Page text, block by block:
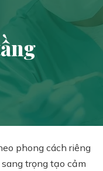
phong cách riêng
trọng tạo cảm